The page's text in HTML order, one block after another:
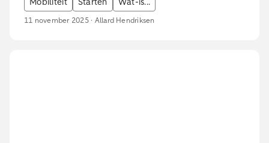
Mobiliteit Starten Wat-is...
11 november 2025 · Allard Hendriksen